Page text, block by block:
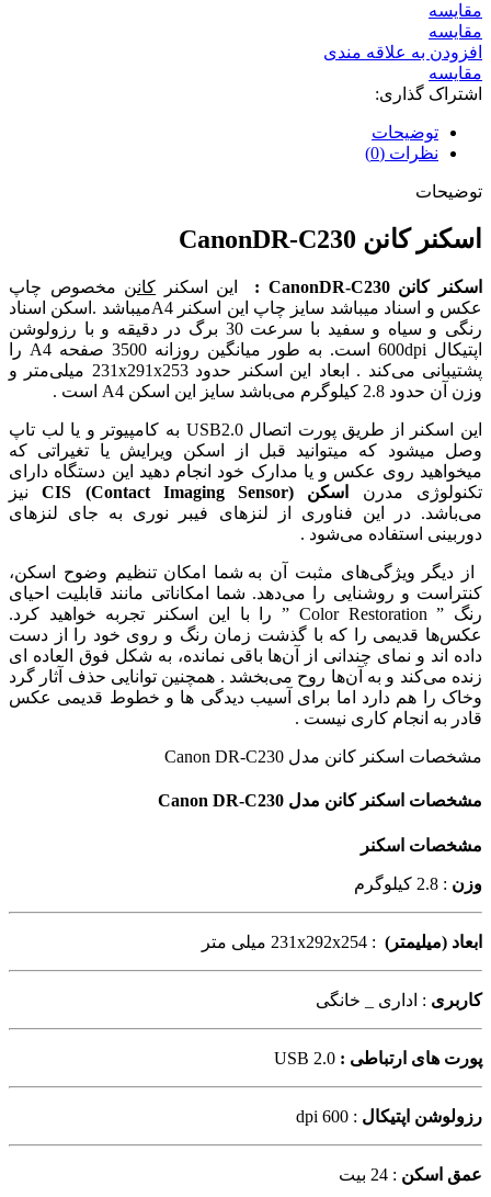
مقايسه
مقایسه
افزودن به علاقه مندی
مقایسه
اشتراک گذاری:
توضیحات
نظرات (0)
توضیحات
اسکنر کانن CanonDR-C230
اسکنر کانن CanonDR-C230 : این اسکنر کانن مخصوص چاپ
عکس و اسناد میباشد سایز چاپ این اسکنر A4میباشد .اسکن اسناد
رنگی و سیاه و سفید با سرعت 30 برگ در دقیقه و با رزولوشن
اپتیکال 600dpi است. به طور میانگین روزانه 3500 صفحه A4 را
پشتیبانی می‌کند . ابعاد این اسکنر حدود 231x291x253 میلی‌متر و
وزن آن حدود 2.8 کیلوگرم می‌باشد سایز این اسکن A4 است .
این اسکنر از طریق پورت اتصال USB2.0 به کامپیوتر و یا لب تاپ
وصل میشود که میتوانید قبل از اسکن ویرایش یا تغیراتی که
میخواهید روی عکس و یا مدارک خود انجام دهید این دستگاه دارای
تکنولوژی مدرن
اسکن (Contact Imaging Sensor) CISنیز
می‌باشد. در این فناوری از لنزهای فیبر نوری به جای لنزهای
دوربینی استفاده می‌شود .
از دیگر ویژگی‌های مثبت آن به شما امکان تنظیم وضوح اسکن،
کنتراست و روشنایی را می‌دهد. شما امکاناتی مانند قابلیت احیای
رنگ ” Color Restoration ” را با این اسکنر تجربه خواهید کرد.
عکس‌ها قدیمی را که با گذشت زمان رنگ و روی خود را از دست
داده اند و نمای چندانی از آن‌ها باقی نمانده، به شکل فوق العاده ای
زنده می‌کند و به آن‌ها روح می‌بخشد . همچنین توانایی حذف آثار گرد
وخاک را هم دارد اما برای آسیب دیدگی ها و خطوط قدیمی عکس
قادر به انجام کاری نیست .
مشخصات اسکنر کانن مدل Canon DR-C230
مشخصات اسکنر کانن مدل Canon DR-C230
مشخصات اسکنر
وزن : 2.8 کیلوگرم
ابعاد (میلیمتر) : 231x292x254 میلی متر
کاربری : اداری _ خانگی
پورت های ارتباطی : USB 2.0
رزولوشن اپتیکال : 600 dpi
عمق اسکن : 24 بیت